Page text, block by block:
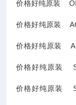
价格好纯原装
价格好纯原装
价格好纯原装
价格好纯原装
价格好纯原装